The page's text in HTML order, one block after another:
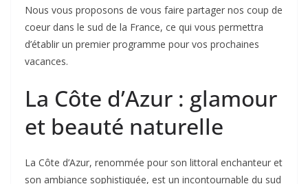
Nous vous proposons de vous faire partager nos coup de
coeur dans le sud de la France, ce qui vous permettra
d’établir un premier programme pour vos prochaines
vacances.
La Côte d’Azur : glamour
et beauté naturelle
La Côte d’Azur, renommée pour son littoral enchanteur et
son ambiance sophistiquée, est un incontournable du sud